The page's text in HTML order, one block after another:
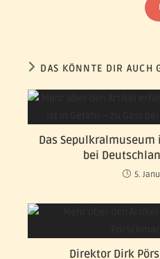
DAS KÖNNTE DIR AUCH
Das Sepulkralmuseum
bei
5.
Direktor Dirk